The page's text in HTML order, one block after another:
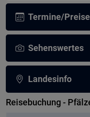
Termine/Preise
Sehenswertes
Landesinfo
Reisebuchung -